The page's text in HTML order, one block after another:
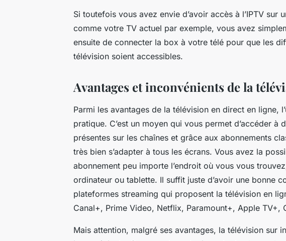
Si toutefois vous avez envie d’avoir accès à l’IPTV sur
comme votre TV actuel par exemple, vous avez
ensuite de connecter la box à votre télé pour que les
télévision soient accessibles.
Avantages et inconvénients de la
Parmi les avantages de la télévision en direct en ligne,
pratique. C’est un moyen qui vous permet d’accéder à
présentes sur les chaînes et grâce aux abonnements
très bien s’adapter à tous les écrans. Vous avez la
abonnement peu importe l’endroit où vous vous
ordinateur ou tablette. Il suffit juste d’avoir une bonne
plateformes streaming qui proposent la télévision en
Canal+, Prime Video, Netflix, Paramount+, Apple TV+,
Mais attention, malgré ses avantages, la télévision sur